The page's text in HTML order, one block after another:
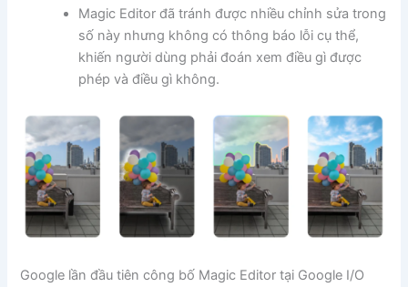
Magic Editor đã tránh được nhiều chỉnh sửa trong
số này nhưng không có thông báo lỗi cụ thể,
khiến người dùng phải đoán xem điều gì được
phép và điều gì không.
Google lần đầu tiên công bố Magic Editor tại Google I/O